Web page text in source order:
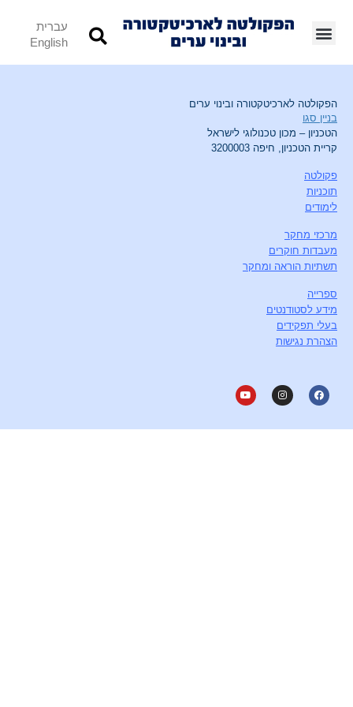
עברית
English
הפקולטה לארכיטקטורה ובינוי ערים
בניין סגו
הטכניון – מכון טכנולוגי לישראל
קריית הטכניון, חיפה 3200003
פקולטה
תוכניות
לימודים
מרכזי מחקר
מעבדות חוקרים
תשתיות הוראה ומחקר
ספרייה
מידע לסטודנטים
בעלי תפקידים
הצהרת נגישות